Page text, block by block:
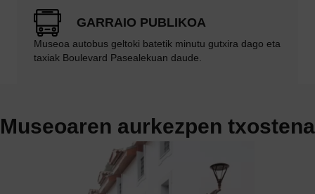
GARRAIO PUBLIKOA
Museoa autobus geltoki batetik minutu gutxira dago eta
taxiak Boulevard Pasealekuan daude.
Museoaren aurkezpen txostena